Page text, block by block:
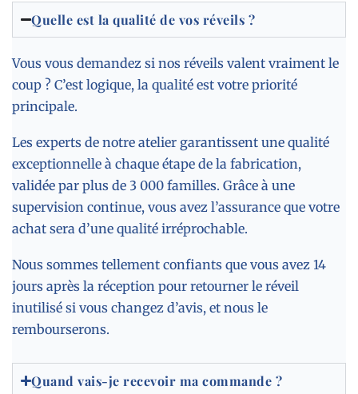
Quelle est la qualité de vos réveils ?
Vous vous demandez si nos réveils valent vraiment le
coup ? C’est logique, la qualité est votre priorité
principale.
Les experts de notre atelier garantissent une qualité
exceptionnelle à chaque étape de la fabrication,
validée par plus de 3 000 familles. Grâce à une
supervision continue, vous avez l’assurance que votre
achat sera d’une qualité irréprochable.
Nous sommes tellement confiants que vous avez 14
jours après la réception pour retourner le réveil
inutilisé si vous changez d’avis, et nous le
rembourserons.
Quand vais-je recevoir ma commande ?